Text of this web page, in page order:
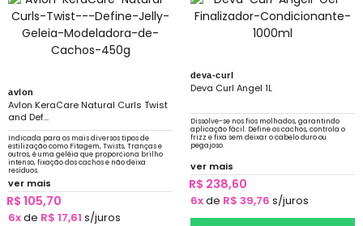
avlon
Avlon KeraCare Natural Curls Twist
and Def...
Indicada para os mais diversos tipos de
estilização como Fitagem, Twists, Tranças e
outros, é uma geléia que proporciona brilho
intenso, fixação dos cachos e não deixa
resíduos.
ver mais
R$ 105,70
6xde R$ 17,61 s/juros
deva-curl
Deva Curl Angel 1L
Dissolve-se nos fios molhados, garantindo
aplicação fácil. Define os cachos, controla o
frizz e fixa sem deixar o cabelo duro ou
pegajoso.
ver mais
R$ 238,60
6xde R$ 39,76 s/juros